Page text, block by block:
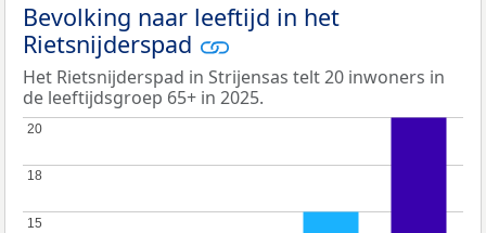
Bevolking naar leeftijd in het
Rietsnijderspad
Het Rietsnijderspad in Strijensas telt 20 inwoners in
de leeftijdsgroep 65+ in 2025.
15
15
18
18
20
20